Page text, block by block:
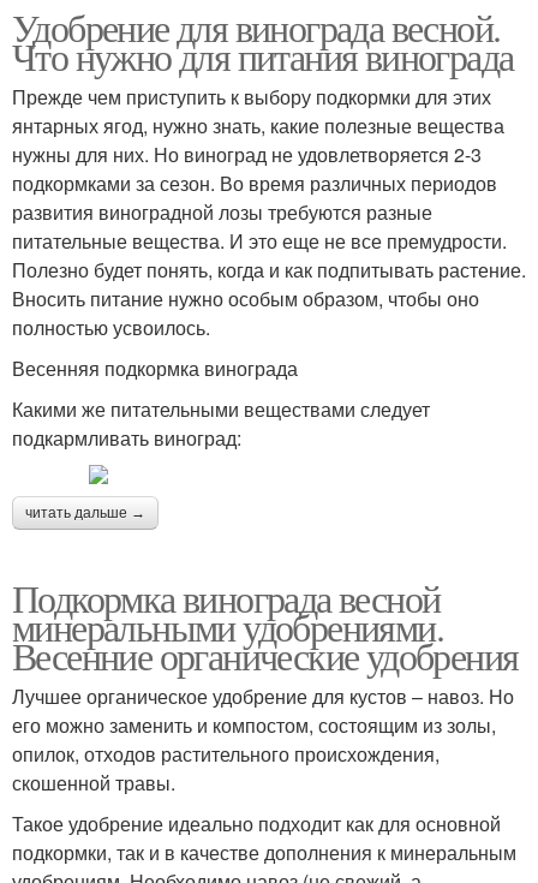
Удобрение для винограда весной.
Что нужно для питания винограда
Прежде чем приступить к выбору подкормки для этих
янтарных ягод, нужно знать, какие полезные вещества
нужны для них. Но виноград не удовлетворяется 2-3
подкормками за сезон. Во время различных периодов
развития виноградной лозы требуются разные
питательные вещества. И это еще не все премудрости.
Полезно будет понять, когда и как подпитывать растение.
Вносить питание нужно особым образом, чтобы оно
полностью усвоилось.
Весенняя подкормка винограда
Какими же питательными веществами следует
подкармливать виноград:
читать дальше →
Подкормка винограда весной
минеральными удобрениями.
Весенние органические удобрения
Лучшее органическое удобрение для кустов – навоз. Но
его можно заменить и компостом, состоящим из золы,
опилок, отходов растительного происхождения,
скошенной травы.
Такое удобрение идеально подходит как для основной
подкормки, так и в качестве дополнения к минеральным